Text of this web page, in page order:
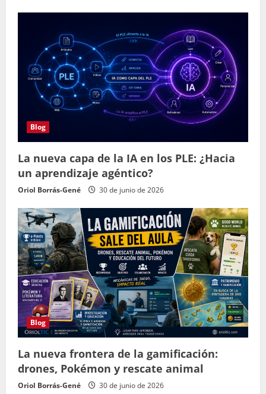
Blog
La nueva capa de la IA en los PLE: ¿Hacia
un aprendizaje agéntico?
Oriol Borrás-Gené 30 de junio de 2026
Blog
La nueva frontera de la gamificación:
drones, Pokémon y rescate animal
Oriol Borrás-Gené 30 de junio de 2026